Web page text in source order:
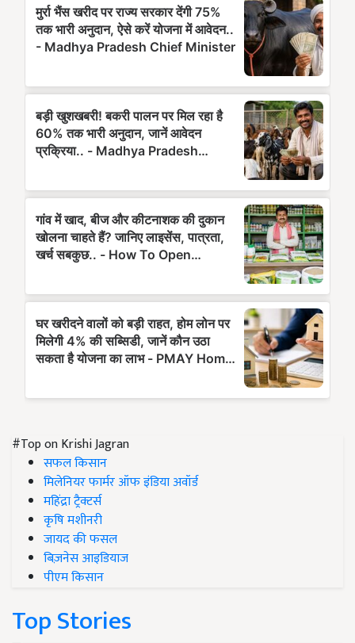
#Top on Krishi Jagran
सफल किसान
मिलेनियर फार्मर ऑफ इंडिया अवॉर्ड
महिंद्रा ट्रैक्टर्स
कृषि मशीनरी
जायद की फसल
बिज़नेस आइडियाज
पीएम किसान
Top Stories